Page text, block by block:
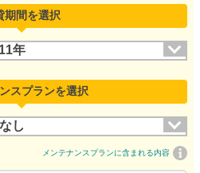
期間を選択
11年
スプランを選択
なし
メンテナンスプランに含まれる内容